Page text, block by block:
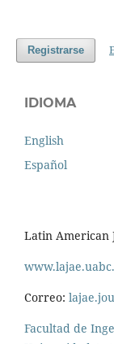
Registrarse
IDIOMA
English
Español
Latin American
Correo:
Facultad de